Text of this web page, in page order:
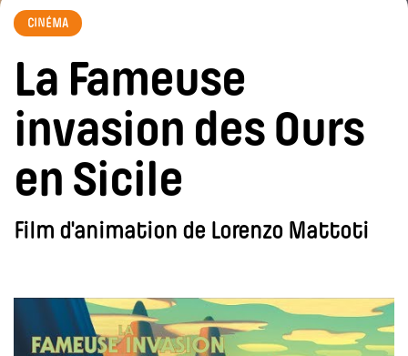
CINÉMA
La Fameuse
invasion des Ours
en Sicile
Film d'animation de Lorenzo Mattoti